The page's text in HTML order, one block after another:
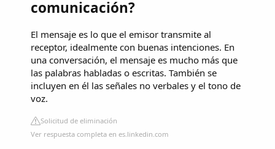
comunicación?
El mensaje es lo que el emisor transmite al
receptor, idealmente con buenas intenciones. En
una conversación, el mensaje es mucho más que
las palabras habladas o escritas. También se
incluyen en él las señales no verbales y el tono de
voz.
Solicitud de eliminación
Ver respuesta completa en es.linkedin.com